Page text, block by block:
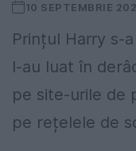
10 SEPTEMBRIE
Prințul Harry s-
l-au luat în
pe site-urile de
pe rețelele de